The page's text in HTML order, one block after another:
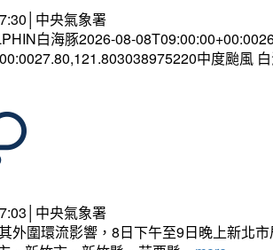
中央氣象署
白海豚2026-08-
中度颱風
中央氣象署
外圍環流影響，8日下午至9日晚上新北